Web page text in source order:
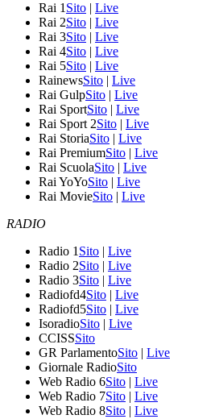
Rai 1 Sito | Live
Rai 2Sito | Live
Rai 3Sito | Live
Rai 4Sito | Live
Rai 5Sito | Live
RainewsSito | Live
Rai GulpSito | Live
Rai SportSito | Live
Rai Sport 2Sito | Live
Rai StoriaSito | Live
Rai PremiumSito | Live
Rai ScuolaSito | Live
Rai YoYoSito | Live
Rai MovieSito | Live
RADIO
Radio 1 Sito | Live
Radio 2Sito | Live
Radio 3Sito | Live
Radiofd4Sito | Live
Radiofd5Sito | Live
IsoradioSito | Live
CCISSSito
GR ParlamentoSito | Live
Giornale RadioSito
Web Radio 6Sito | Live
Web Radio 7Sito | Live
Web Radio 8Sito | Live